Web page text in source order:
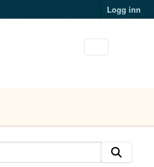
Logg inn